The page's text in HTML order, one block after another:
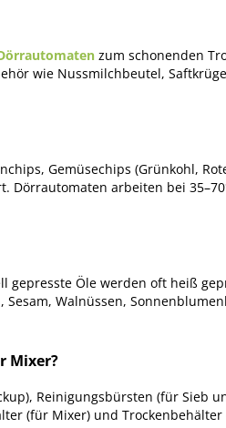
zum schonenden
wie Nussmilchbeutel,
Gemüsechips (Grünkohl,
Dörrautomaten arbeiten bei
gepresste Öle werden oft heiß
Sesam, Walnüssen,
Mixer?
Reinigungsbürsten (für
(für Mixer) und